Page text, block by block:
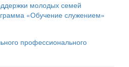
молодых семей
«Обучение служением»
профессионального